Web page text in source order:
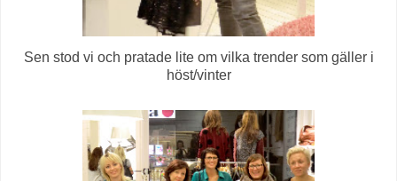
Sen stod vi och pratade lite om vilka trender som gäller i
höst/vinter